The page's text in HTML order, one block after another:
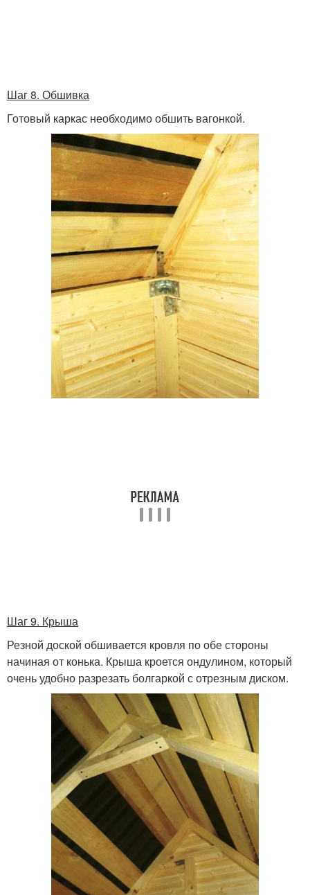
Шаг 8. Обшивка
Готовый каркас необходимо обшить вагонкой.
Шаг 9. Крыша
Резной доской обшивается кровля по обе стороны
начиная от конька. Крыша кроется ондулином, который
очень удобно разрезать болгаркой с отрезным диском.